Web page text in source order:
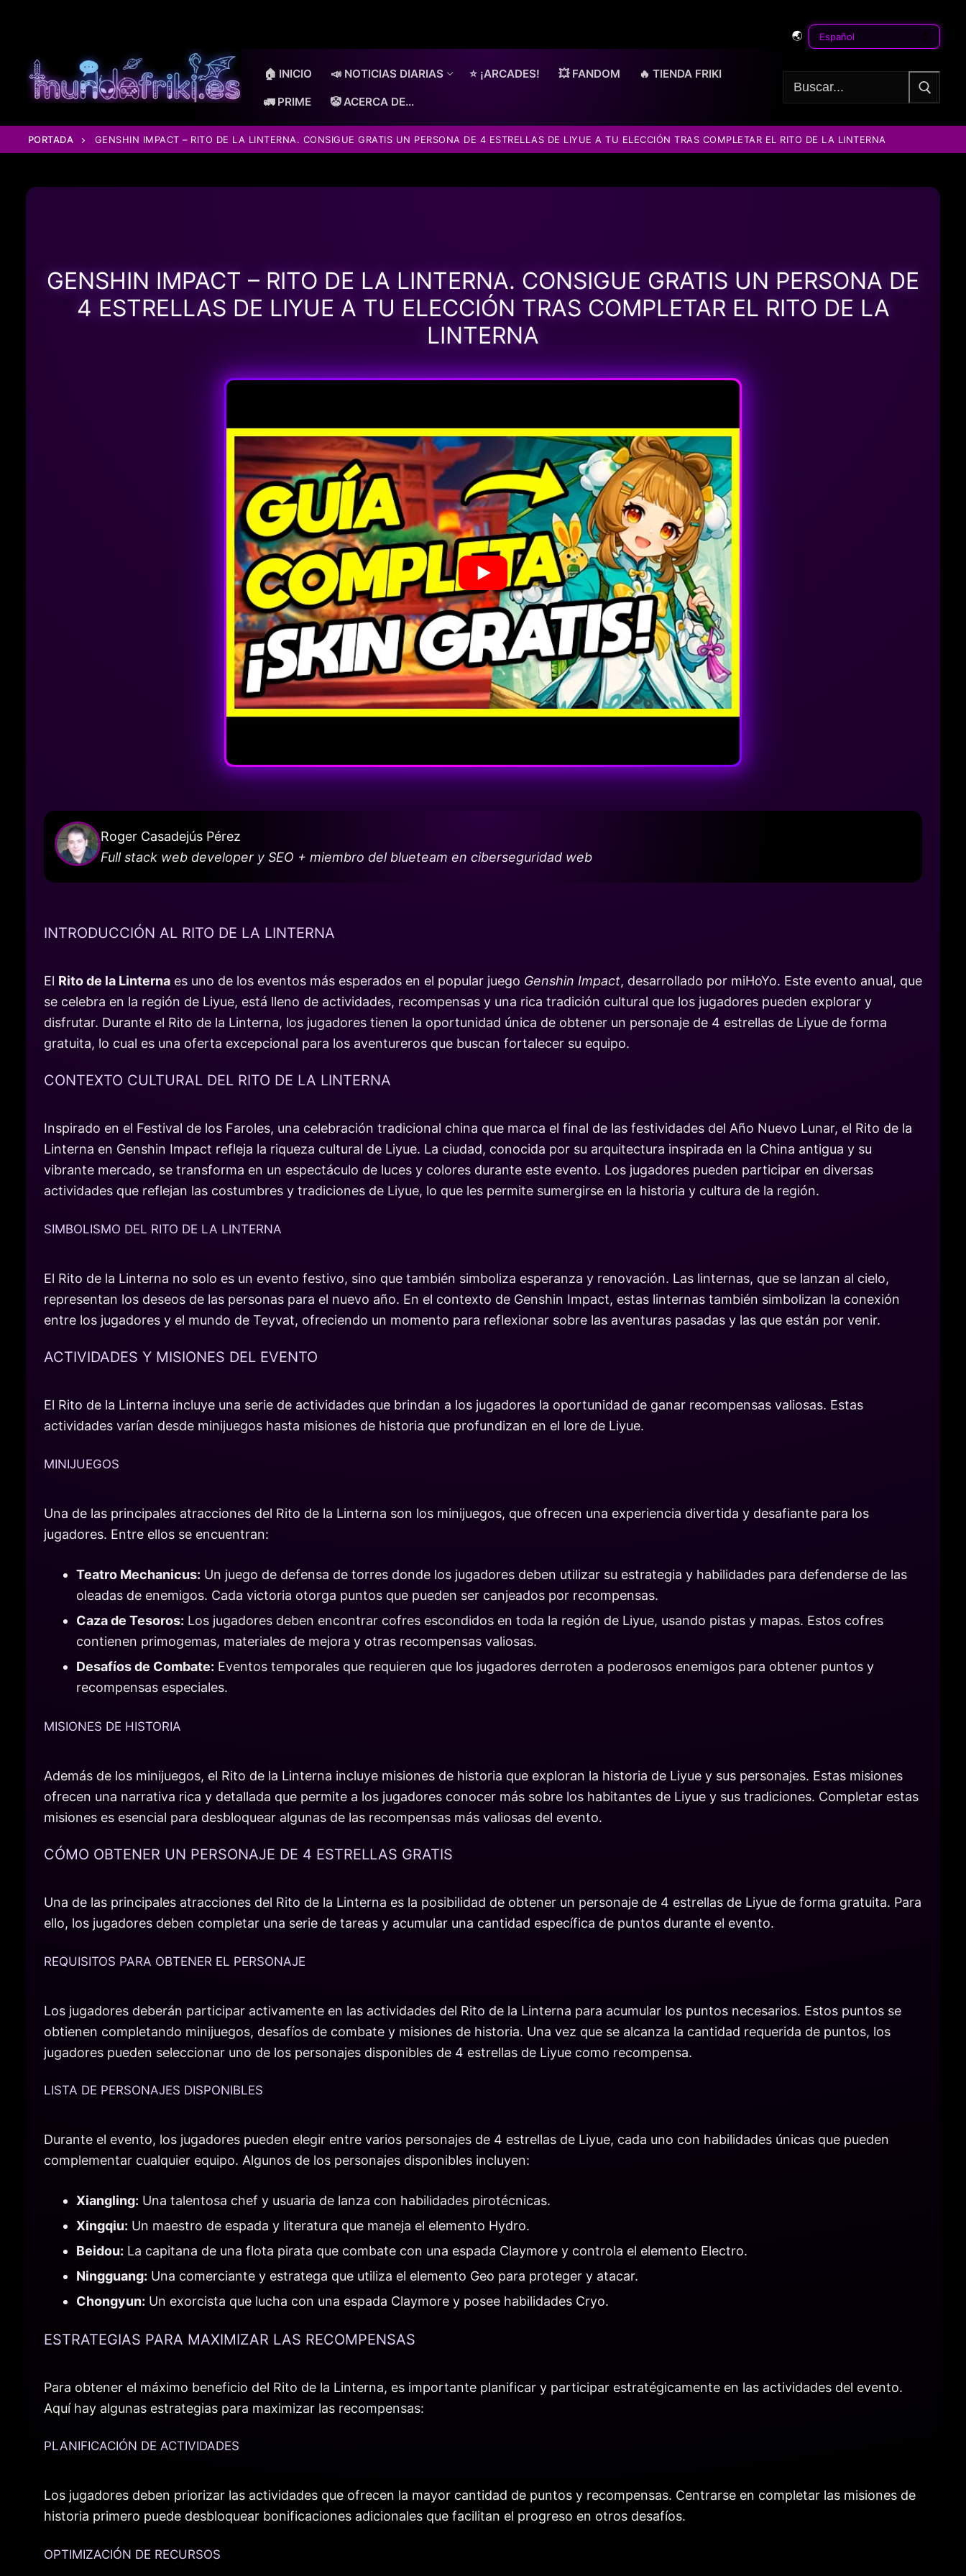
🌏
🏠 INICIO 📣 NOTICIAS DIARIAS ⭐ ¡ARCADES! 💥 FANDOM 🔥 TIENDA FRIKI
🚛 PRIME 🤡 ACERCA DE…
Buscar:
PORTADA GENSHIN IMPACT – RITO DE LA LINTERNA. CONSIGUE GRATIS UN PERSONA DE 4 ESTRELLAS DE LIYUE A TU ELECCIÓN TRAS COMPLETAR EL RITO DE LA LINTERNA
GENSHIN IMPACT – RITO DE LA LINTERNA. CONSIGUE GRATIS UN PERSONA DE
4 ESTRELLAS DE LIYUE A TU ELECCIÓN TRAS COMPLETAR EL RITO DE LA
LINTERNA
Roger Casadejús Pérez
Full stack web developer y SEO + miembro del blueteam en ciberseguridad web
INTRODUCCIÓN AL RITO DE LA LINTERNA
El Rito de la Linterna es uno de los eventos más esperados en el popular juego Genshin Impact, desarrollado por miHoYo. Este evento anual, que
se celebra en la región de Liyue, está lleno de actividades, recompensas y una rica tradición cultural que los jugadores pueden explorar y
disfrutar. Durante el Rito de la Linterna, los jugadores tienen la oportunidad única de obtener un personaje de 4 estrellas de Liyue de forma
gratuita, lo cual es una oferta excepcional para los aventureros que buscan fortalecer su equipo.
CONTEXTO CULTURAL DEL RITO DE LA LINTERNA
Inspirado en el Festival de los Faroles, una celebración tradicional china que marca el final de las festividades del Año Nuevo Lunar, el Rito de la
Linterna en Genshin Impact refleja la riqueza cultural de Liyue. La ciudad, conocida por su arquitectura inspirada en la China antigua y su
vibrante mercado, se transforma en un espectáculo de luces y colores durante este evento. Los jugadores pueden participar en diversas
actividades que reflejan las costumbres y tradiciones de Liyue, lo que les permite sumergirse en la historia y cultura de la región.
SIMBOLISMO DEL RITO DE LA LINTERNA
El Rito de la Linterna no solo es un evento festivo, sino que también simboliza esperanza y renovación. Las linternas, que se lanzan al cielo,
representan los deseos de las personas para el nuevo año. En el contexto de Genshin Impact, estas linternas también simbolizan la conexión
entre los jugadores y el mundo de Teyvat, ofreciendo un momento para reflexionar sobre las aventuras pasadas y las que están por venir.
ACTIVIDADES Y MISIONES DEL EVENTO
El Rito de la Linterna incluye una serie de actividades que brindan a los jugadores la oportunidad de ganar recompensas valiosas. Estas
actividades varían desde minijuegos hasta misiones de historia que profundizan en el lore de Liyue.
MINIJUEGOS
Una de las principales atracciones del Rito de la Linterna son los minijuegos, que ofrecen una experiencia divertida y desafiante para los
jugadores. Entre ellos se encuentran:
Teatro Mechanicus: Un juego de defensa de torres donde los jugadores deben utilizar su estrategia y habilidades para defenderse de las
oleadas de enemigos. Cada victoria otorga puntos que pueden ser canjeados por recompensas.
Caza de Tesoros: Los jugadores deben encontrar cofres escondidos en toda la región de Liyue, usando pistas y mapas. Estos cofres
contienen primogemas, materiales de mejora y otras recompensas valiosas.
Desafíos de Combate: Eventos temporales que requieren que los jugadores derroten a poderosos enemigos para obtener puntos y
recompensas especiales.
MISIONES DE HISTORIA
Además de los minijuegos, el Rito de la Linterna incluye misiones de historia que exploran la historia de Liyue y sus personajes. Estas misiones
ofrecen una narrativa rica y detallada que permite a los jugadores conocer más sobre los habitantes de Liyue y sus tradiciones. Completar estas
misiones es esencial para desbloquear algunas de las recompensas más valiosas del evento.
CÓMO OBTENER UN PERSONAJE DE 4 ESTRELLAS GRATIS
Una de las principales atracciones del Rito de la Linterna es la posibilidad de obtener un personaje de 4 estrellas de Liyue de forma gratuita. Para
ello, los jugadores deben completar una serie de tareas y acumular una cantidad específica de puntos durante el evento.
REQUISITOS PARA OBTENER EL PERSONAJE
Los jugadores deberán participar activamente en las actividades del Rito de la Linterna para acumular los puntos necesarios. Estos puntos se
obtienen completando minijuegos, desafíos de combate y misiones de historia. Una vez que se alcanza la cantidad requerida de puntos, los
jugadores pueden seleccionar uno de los personajes disponibles de 4 estrellas de Liyue como recompensa.
LISTA DE PERSONAJES DISPONIBLES
Durante el evento, los jugadores pueden elegir entre varios personajes de 4 estrellas de Liyue, cada uno con habilidades únicas que pueden
complementar cualquier equipo. Algunos de los personajes disponibles incluyen:
Xiangling: Una talentosa chef y usuaria de lanza con habilidades pirotécnicas.
Xingqiu: Un maestro de espada y literatura que maneja el elemento Hydro.
Beidou: La capitana de una flota pirata que combate con una espada Claymore y controla el elemento Electro.
Ningguang: Una comerciante y estratega que utiliza el elemento Geo para proteger y atacar.
Chongyun: Un exorcista que lucha con una espada Claymore y posee habilidades Cryo.
ESTRATEGIAS PARA MAXIMIZAR LAS RECOMPENSAS
Para obtener el máximo beneficio del Rito de la Linterna, es importante planificar y participar estratégicamente en las actividades del evento.
Aquí hay algunas estrategias para maximizar las recompensas:
PLANIFICACIÓN DE ACTIVIDADES
Los jugadores deben priorizar las actividades que ofrecen la mayor cantidad de puntos y recompensas. Centrarse en completar las misiones de
historia primero puede desbloquear bonificaciones adicionales que facilitan el progreso en otros desafíos.
OPTIMIZACIÓN DE RECURSOS